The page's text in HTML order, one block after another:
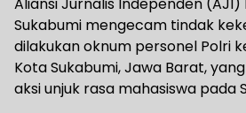
Sukabumi mengecam tindak
dilakukan oknum personel Polri
Kota Sukabumi, Jawa Barat,
aksi unjuk rasa mahasiswa pada